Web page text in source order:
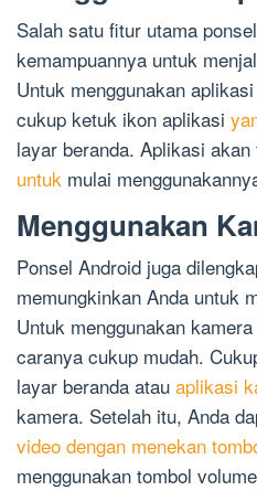
Salah satu fitur utama
kemampuannya untuk
Untuk menggunakan
cukup ketuk ikon aplikasi
layar beranda. Aplikasi akan
untuk mulai
Menggunakan
Ponsel Android juga
memungkinkan Anda untuk
Untuk menggunakan
caranya cukup mudah.
layar beranda atau aplikasi
kamera. Setelah itu, Anda
video dengan menekan
menggunakan tombol